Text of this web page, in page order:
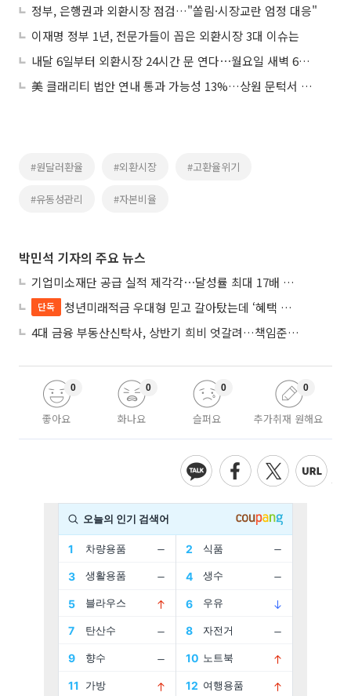
정부, 은행권과 외환시장 점검…"쏠림·시장교란 엄정 대응"
이재명 정부 1년, 전문가들이 꼽은 외환시장 3대 이슈는
내달 6일부터 외환시장 24시간 문 연다⋯월요일 새벽 6시 개장
美 클래리티 법안 연내 통과 가능성 13%…상원 문턱서 제동
#원달러환율 #외환시장 #고환율위기
#유동성관리 #자본비율
박민석 기자의 주요 뉴스
기업미소재단 공급 실적 제각각⋯달성률 최대 17배 차이
단독
청년미래적금 우대형 믿고 갈아탔는데 ‘혜택 반토막’…심사 오류에 가입자 혼선
4대 금융 부동산신탁사, 상반기 희비 엇갈려…책임준공 손실 반영 시점이 갈랐다
좋아요
0
화나요
0
슬퍼요
0
추가취재 원해요
0